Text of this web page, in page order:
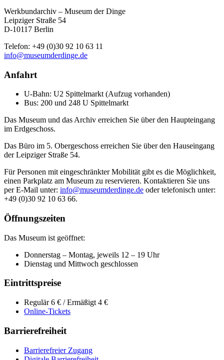
Werkbundarchiv – Museum der Dinge
Leipziger Straße 54
D-10117 Berlin
Telefon: +49 (0)30 92 10 63 11
info@museumderdinge.de
Anfahrt
U-Bahn: U2 Spittelmarkt (Aufzug vorhanden)
Bus: 200 und 248 U Spittelmarkt
Das Museum und das Archiv erreichen Sie über den Haupteingang
im Erdgeschoss.
Das Büro im 5. Obergeschoss erreichen Sie über den Hauseingang
der Leipziger Straße 54.
Für Personen mit eingeschränkter Mobilität gibt es die Möglichkeit,
einen Parkplatz am Museum zu reservieren. Kontaktieren Sie uns
per E-Mail unter: info@museumderdinge.de oder telefonisch unter:
+49 (0)30 92 10 63 66.
Öffnungszeiten
Das Museum ist geöffnet:
Donnerstag – Montag, jeweils 12 – 19 Uhr
Dienstag und Mittwoch geschlossen
Eintrittspreise
Regulär 6 € / Ermäßigt 4 €
Online-Tickets
Barrierefreiheit
Barrierefreier Zugang